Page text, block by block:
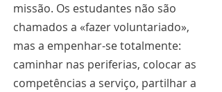
missão. Os estudantes não são
chamados a «fazer voluntariado»,
mas a empenhar-se totalmente:
caminhar nas periferias, colocar as
competências a serviço, partilhar a